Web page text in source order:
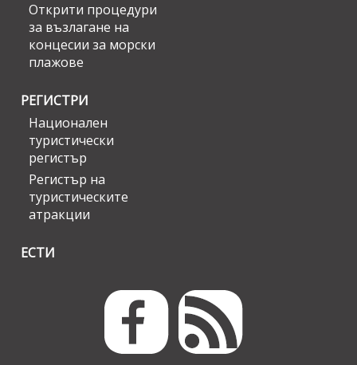
Открити процедури
за възлагане на
концесии за морски
плажове
РЕГИСТРИ
Национален
туристически
регистър
Регистър на
туристическите
атракции
ЕСТИ